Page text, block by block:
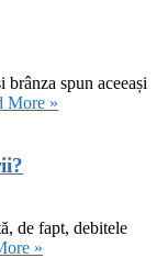
spun aceeași
More »
de fapt, debitele
»